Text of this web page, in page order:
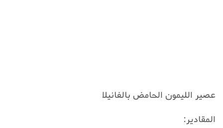
عصير الليمون الحامض بالفانيلا
المقادير: